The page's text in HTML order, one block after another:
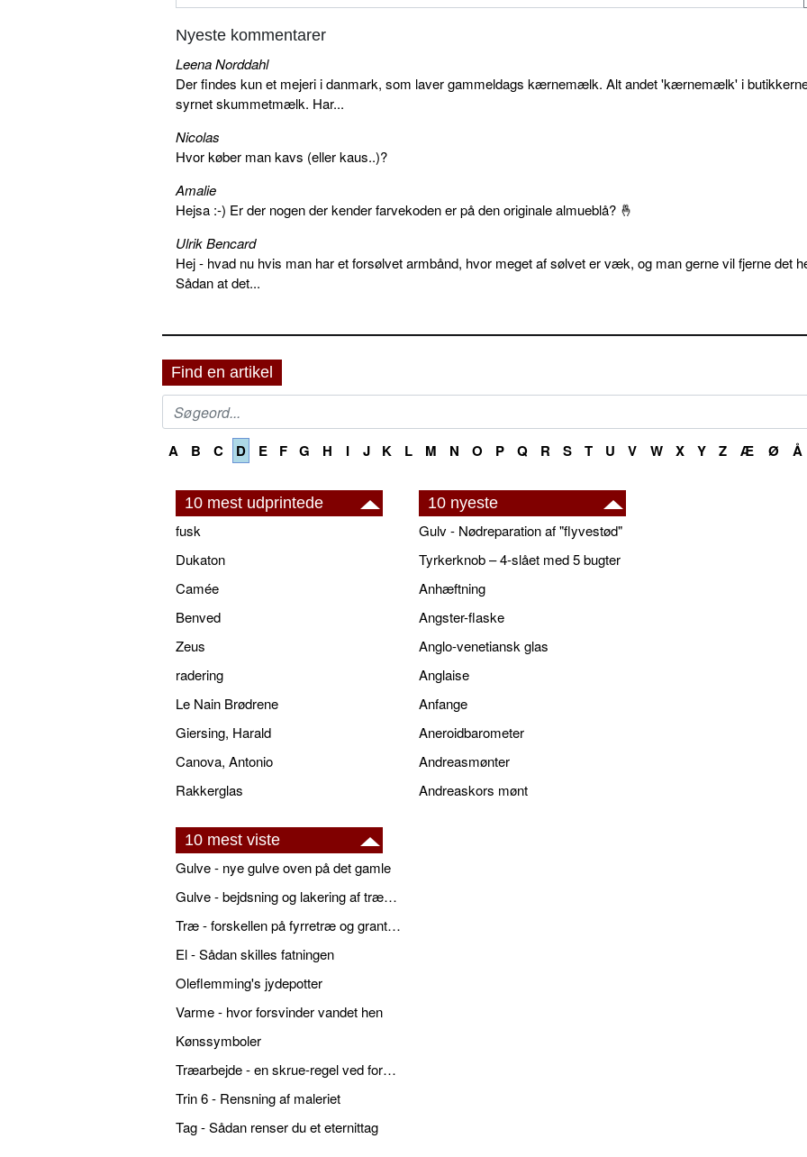
Nyeste kommentarer
Leena Norddahl
Der findes kun et mejeri i danmark, som laver gammeldags kærnemælk. Alt andet 'kærnemælk' i
syrnet skummetmælk. Har...
Nicolas
Hvor køber man kavs (eller kaus..)?
Amalie
Hejsa :-) Er der nogen der kender farvekoden er på den originale almueblå? 🤞
Ulrik Bencard
Hej - hvad nu hvis man har et forsølvet armbånd, hvor meget af sølvet er væk, og man gerne vil fjerne det
Sådan at det...
Find en artikel
A B C D E F G H I J K L M N O P Q R S T U V W X Y Z Æ Ø Å
10 mest udprintede
fusk
Dukaton
Camée
Benved
Zeus
radering
Le Nain Brødrene
Giersing, Harald
Canova, Antonio
Rakkerglas
10 nyeste
Gulv - Nødreparation af "flyvestød"
Tyrkerknob – 4-slået med 5 bugter
Anhæftning
Angster-flaske
Anglo-venetiansk glas
Anglaise
Anfange
Aneroidbarometer
Andreasmønter
Andreaskors mønt
10 mest viste
Gulve - nye gulve oven på det gamle
Gulve - bejdsning og lakering af trægulve
Træ - forskellen på fyrretræ og grantræ
El - Sådan skilles fatningen
Oleflemming's jydepotter
Varme - hvor forsvinder vandet hen
Kønssymboler
Træarbejde - en skrue-regel ved forboring
Trin 6 - Rensning af maleriet
Tag - Sådan renser du et eternittag